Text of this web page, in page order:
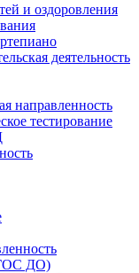
и оздоровления
деятельность
направленность
тестирование
ДО)